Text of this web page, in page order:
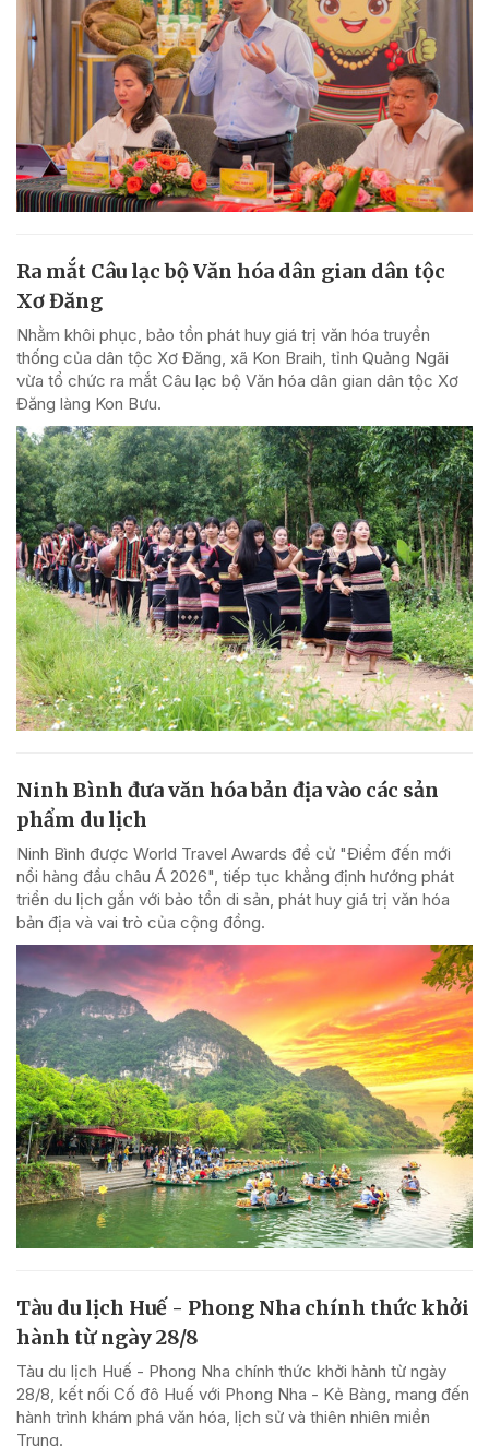
Ra mắt Câu lạc bộ Văn hóa dân gian dân tộc
Xơ Đăng
Nhằm khôi phục, bảo tồn phát huy giá trị văn hóa truyền
thống của dân tộc Xơ Đăng, xã Kon Braih, tỉnh Quảng Ngãi
vừa tổ chức ra mắt Câu lạc bộ Văn hóa dân gian dân tộc Xơ
Đăng làng Kon Bưu.
Ninh Bình đưa văn hóa bản địa vào các sản
phẩm du lịch
Ninh Bình được World Travel Awards đề cử "Điểm đến mới
nổi hàng đầu châu Á 2026", tiếp tục khẳng định hướng phát
triển du lịch gắn với bảo tồn di sản, phát huy giá trị văn hóa
bản địa và vai trò của cộng đồng.
Tàu du lịch Huế - Phong Nha chính thức khởi
hành từ ngày 28/8
Tàu du lịch Huế - Phong Nha chính thức khởi hành từ ngày
28/8, kết nối Cố đô Huế với Phong Nha - Kẻ Bàng, mang đến
hành trình khám phá văn hóa, lịch sử và thiên nhiên miền
Trung.